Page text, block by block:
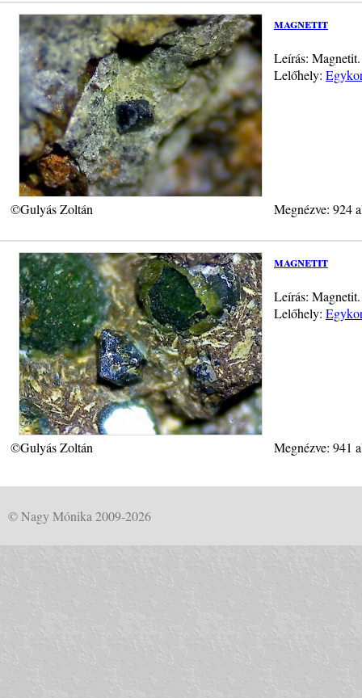
magnetit
Leírás:
Lelőhely:
©Gulyás Zoltán Megnézve: 924
magnetit
Leírás:
Lelőhely:
©Gulyás Zoltán Megnézve: 941
© Nagy Mónika 2009-2026